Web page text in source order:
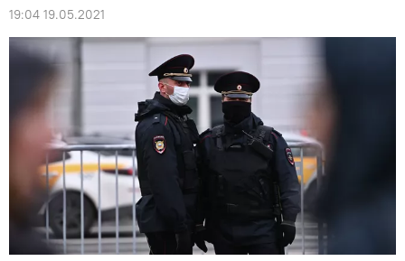
19:04 19.05.2021